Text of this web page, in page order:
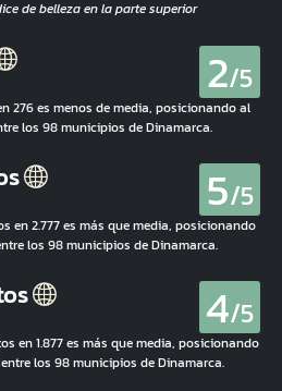
2/5
276 es menos de media, posicionando al
los 98 municipios de Dinamarca.
5/5
en 2.777 es más que media, posicionando
los 98 municipios de Dinamarca.
4/5
en 1.877 es más que media, posicionando
los 98 municipios de Dinamarca.